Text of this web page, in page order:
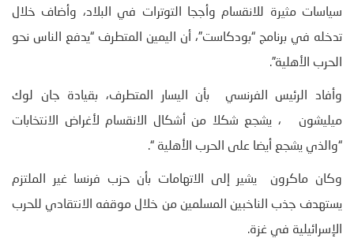
سياسات مثيرة للانقسام وأججا التوترات في البلاد، وأضاف خلال
تدخله في برنامج “بودكاست”، أن اليمين المتطرف “يدفع الناس نحو
الحرب الأهلية”.‌
وأفاد الرئيس الفرنسي بأن اليسار المتطرف، بقيادة جان لوك
ميليشون ، يشجع شكلا من أشكال الانقسام لأغراض الانتخابات
“والذي يشجع أيضا على الحرب الأهلية “.‌
وكان ماكرون يشير إلى الاتهامات بأن حزب فرنسا غير الملتزم
يستهدف جذب الناخبين المسلمين من خلال موقفه الانتقادي للحرب
الإسرائيلية في غزة.‌